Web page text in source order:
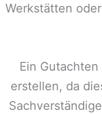
Werkstätten
Ein
erstellen, da